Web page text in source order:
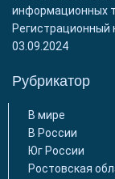
информационных
03.09.2024
Рубрикатор
В мире
В России
Юг России
Ростовская